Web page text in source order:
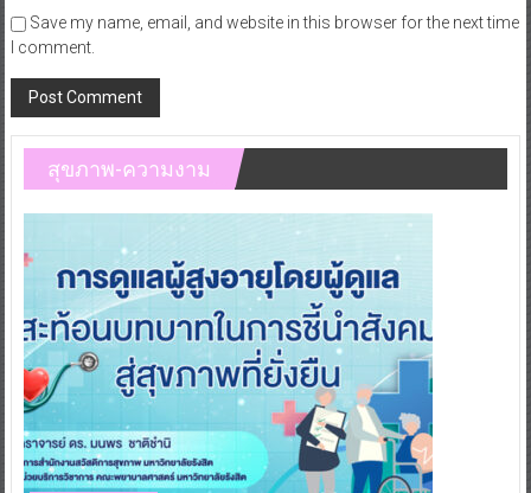
Save my name, email, and website in this browser for the next time
I comment.
สุขภาพ-ความงาม